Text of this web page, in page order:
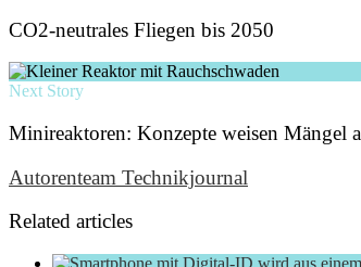
CO2-neutrales Fliegen bis 2050
Next Story
Minireaktoren: Konzepte weisen Mängel
Autorenteam Technikjournal
Related articles